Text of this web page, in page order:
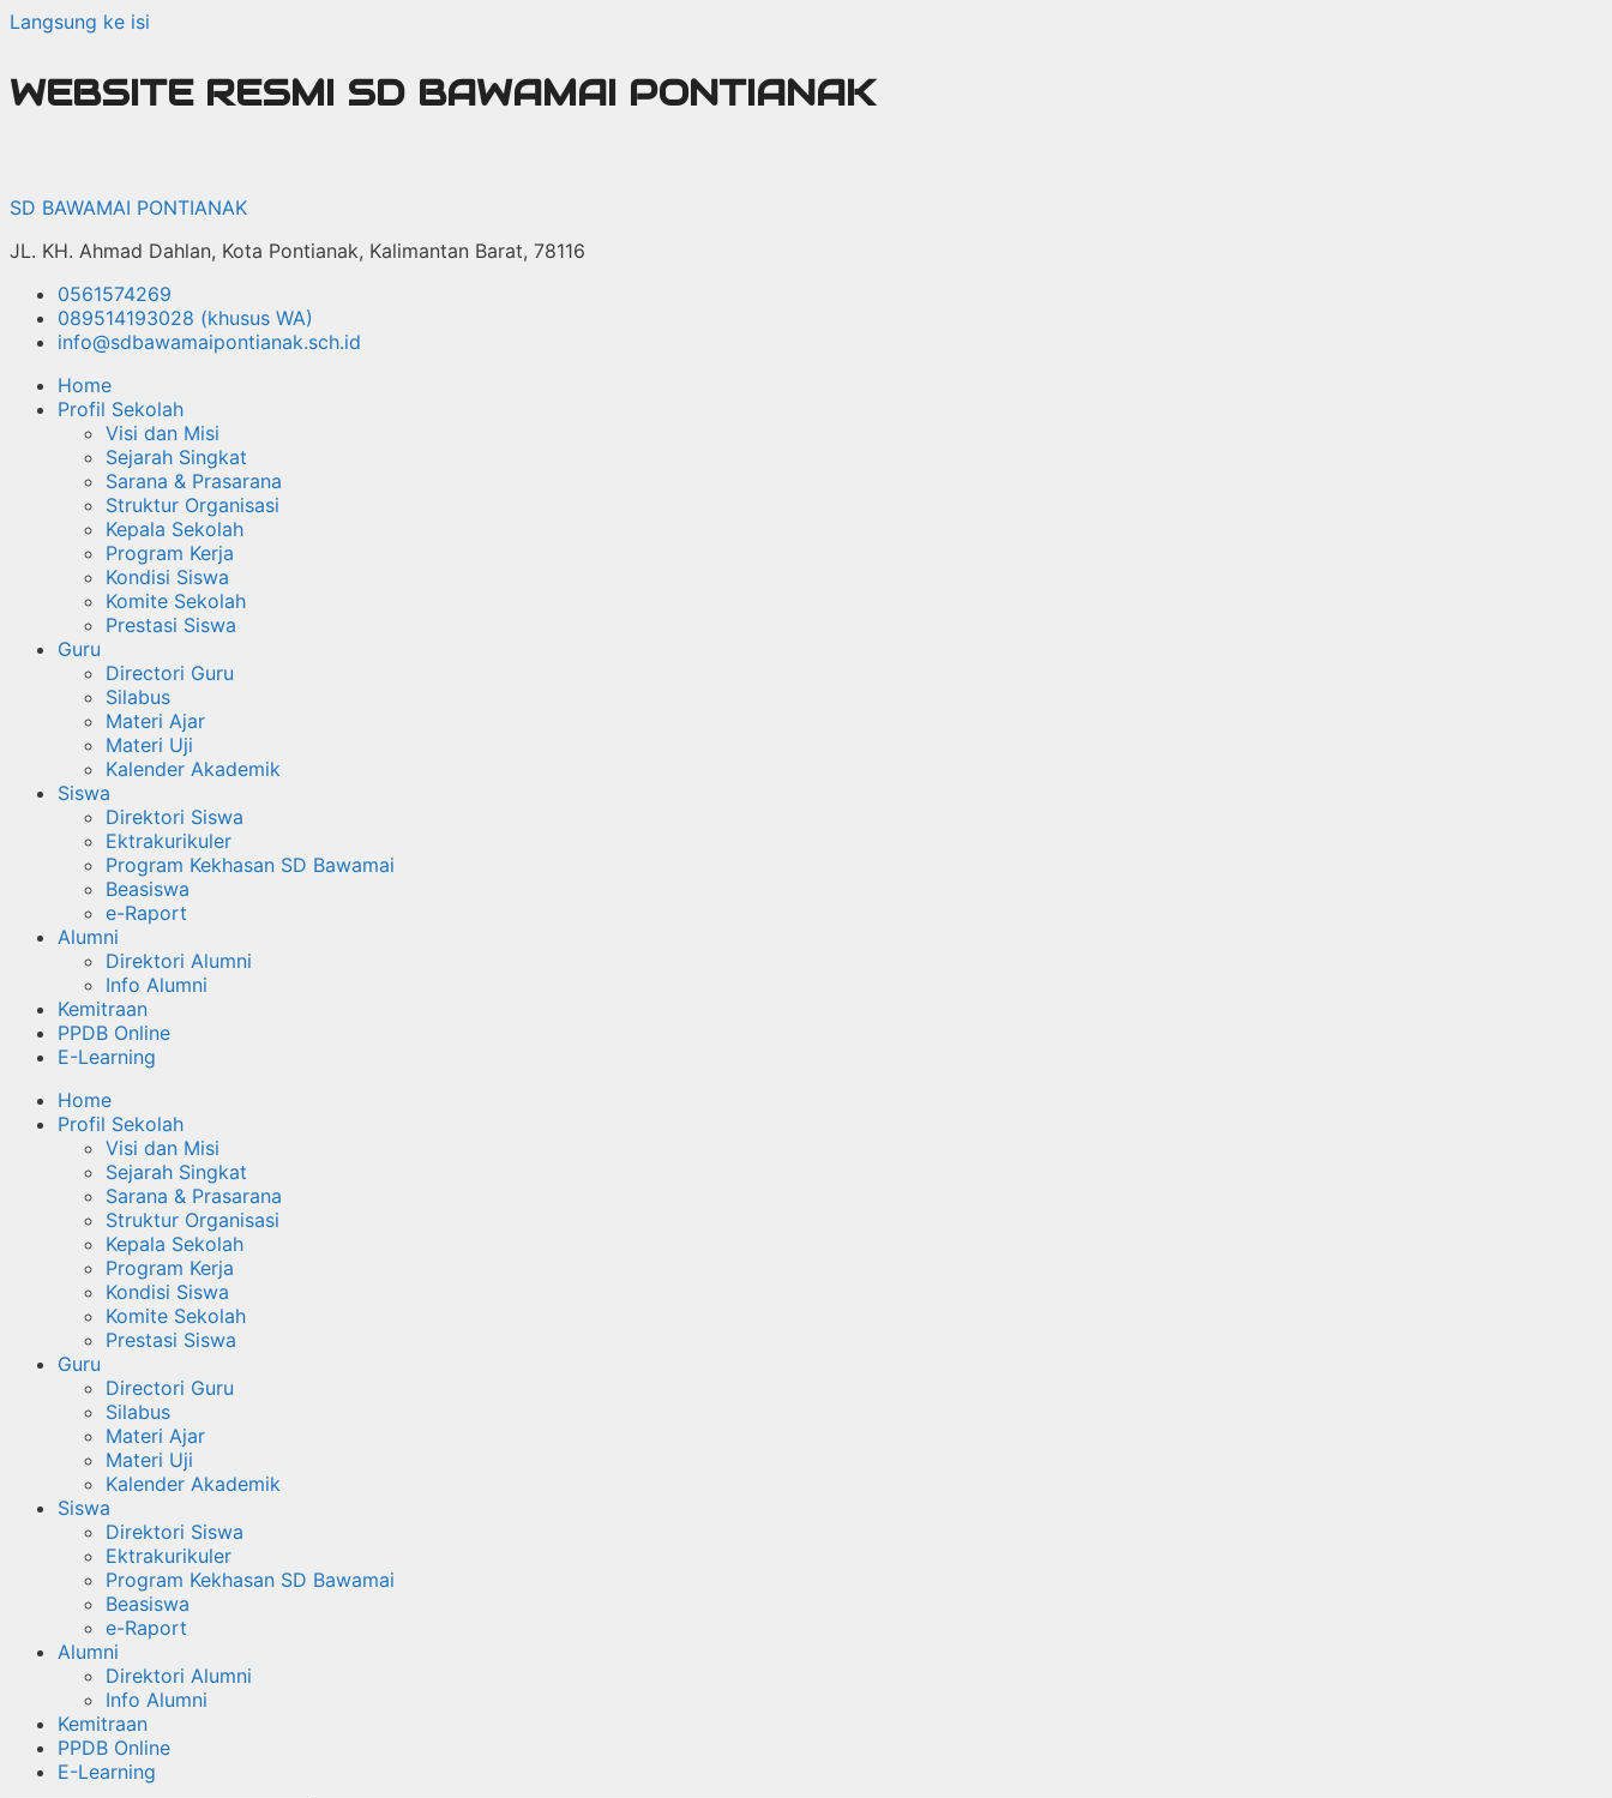
Langsung ke isi
WEBSITE RESMI SD BAWAMAI PONTIANAK
SD BAWAMAI PONTIANAK
JL. KH. Ahmad Dahlan, Kota Pontianak, Kalimantan Barat, 78116
0561574269
089514193028 (khusus WA)
info@sdbawamaipontianak.sch.id
Home
Profil Sekolah
Visi dan Misi
Sejarah Singkat
Sarana & Prasarana
Struktur Organisasi
Kepala Sekolah
Program Kerja
Kondisi Siswa
Komite Sekolah
Prestasi Siswa
Guru
Directori Guru
Silabus
Materi Ajar
Materi Uji
Kalender Akademik
Siswa
Direktori Siswa
Ektrakurikuler
Program Kekhasan SD Bawamai
Beasiswa
e-Raport
Alumni
Direktori Alumni
Info Alumni
Kemitraan
PPDB Online
E-Learning
Home
Profil Sekolah
Visi dan Misi
Sejarah Singkat
Sarana & Prasarana
Struktur Organisasi
Kepala Sekolah
Program Kerja
Kondisi Siswa
Komite Sekolah
Prestasi Siswa
Guru
Directori Guru
Silabus
Materi Ajar
Materi Uji
Kalender Akademik
Siswa
Direktori Siswa
Ektrakurikuler
Program Kekhasan SD Bawamai
Beasiswa
e-Raport
Alumni
Direktori Alumni
Info Alumni
Kemitraan
PPDB Online
E-Learning